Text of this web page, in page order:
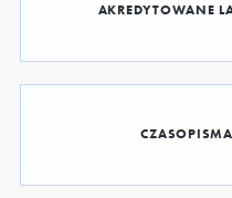
AKREDYTOWANE